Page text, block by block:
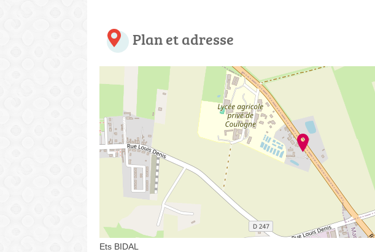
Plan et adresse
Ets BIDAL